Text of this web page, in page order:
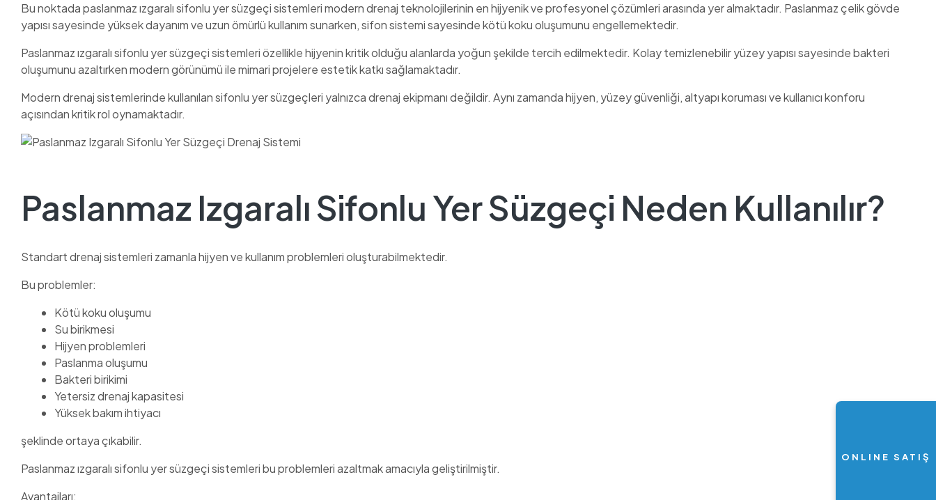
Bu noktada paslanmaz ızgaralı sifonlu yer süzgeçi sistemleri modern drenaj teknolojilerinin en hijyenik ve profesyonel çözümleri arasında yer almaktadır. Paslanmaz çelik gövde
yapısı sayesinde yüksek dayanım ve uzun ömürlü kullanım sunarken, sifon sistemi sayesinde kötü koku oluşumunu engellemektedir.
Paslanmaz ızgaralı sifonlu yer süzgeçi sistemleri özellikle hijyenin kritik olduğu alanlarda yoğun şekilde tercih edilmektedir. Kolay temizlenebilir yüzey yapısı sayesinde bakteri
oluşumunu azaltırken modern görünümü ile mimari projelere estetik katkı sağlamaktadır.
Modern drenaj sistemlerinde kullanılan sifonlu yer süzgeçleri yalnızca drenaj ekipmanı değildir. Aynı zamanda hijyen, yüzey güvenliği, altyapı koruması ve kullanıcı konforu
açısından kritik rol oynamaktadır.
Paslanmaz Izgaralı Sifonlu Yer Süzgeçi Neden Kullanılır?
Standart drenaj sistemleri zamanla hijyen ve kullanım problemleri oluşturabilmektedir.
Bu problemler:
Kötü koku oluşumu
Su birikmesi
Hijyen problemleri
Paslanma oluşumu
Bakteri birikimi
Yetersiz drenaj kapasitesi
Yüksek bakım ihtiyacı
şeklinde ortaya çıkabilir.
Paslanmaz ızgaralı sifonlu yer süzgeçi sistemleri bu problemleri azaltmak amacıyla geliştirilmiştir.
Avantajları:
ONLINE SATIŞ